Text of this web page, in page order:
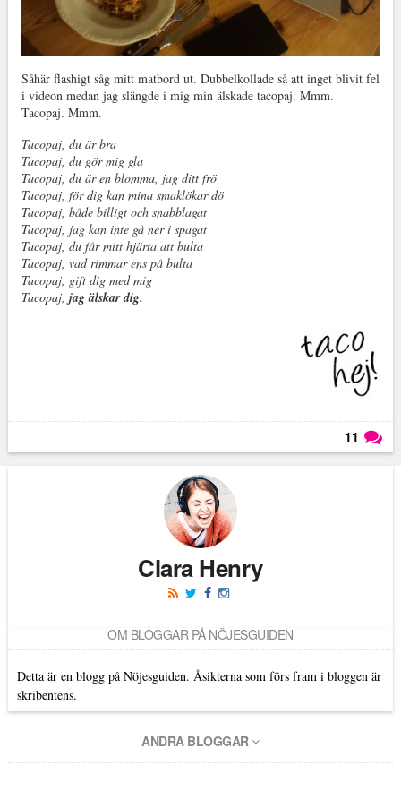
Såhär flashigt såg mitt matbord ut. Dubbelkollade så att inget blivit fel
i videon medan jag slängde i mig min älskade tacopaj. Mmm.
Tacopaj. Mmm.
Tacopaj, du är bra
Tacopaj, du gör mig gla
Tacopaj, du är en blomma, jag ditt frö
Tacopaj, för dig kan mina smaklökar dö
Tacopaj, både billigt och snabblagat
Tacopaj, jag kan inte gå ner i spagat
Tacopaj, du får mitt hjärta att bulta
Tacopaj, vad rimmar ens på bulta
Tacopaj, gift dig med mig
Tacopaj, jag älskar dig.
11
Clara Henry
OM BLOGGAR PÅ NÖJESGUIDEN
Detta är en blogg på Nöjesguiden. Åsikterna som förs fram i bloggen är
skribentens.
ANDRA BLOGGAR